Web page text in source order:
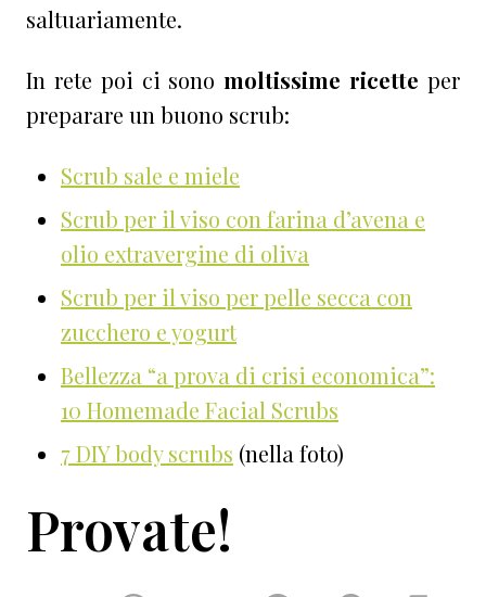
saltuariamente.
In rete poi ci sonomoltissime ricette per
preparare un buono scrub:
Scrub sale e miele
Scrub per il viso con farina d’avena e
olio extravergine di oliva
Scrub per il viso per pelle secca con
zucchero e yogurt
Bellezza “a prova di crisi economica”:
10 Homemade Facial Scrubs
7 DIY body scrubs (nella foto)
Provate!